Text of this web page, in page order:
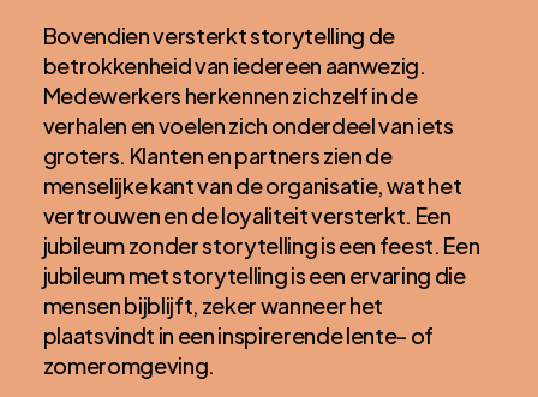
Bovendien versterkt storytelling de
betrokkenheid van iedereen aanwezig.
Medewerkers herkennen zichzelf in de
verhalen en voelen zich onderdeel van iets
groters. Klanten en partners zien de
menselijke kant van de organisatie, wat het
vertrouwen en de loyaliteit versterkt. Een
jubileum zonder storytelling is een feest. Een
jubileum met storytelling is een ervaring die
mensen bijblijft, zeker wanneer het
plaatsvindt in een inspirerende lente- of
zomeromgeving.